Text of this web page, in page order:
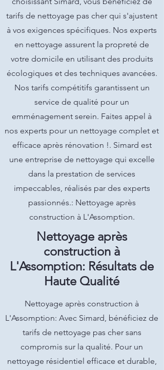
tarifs de nettoyage pas cher qui s'ajustent
à vos exigences spécifiques. Nos experts
en nettoyage assurent la propreté de
votre domicile en utilisant des produits
écologiques et des techniques avancées.
Nos tarifs compétitifs garantissent un
service de qualité pour un
emménagement serein. Faites appel à
nos experts pour un nettoyage complet et
efficace après rénovation !. Simard est
une entreprise de nettoyage qui excelle
dans la prestation de services
impeccables, réalisés par des experts
passionnés.: Nettoyage après
construction à L'Assomption.
Nettoyage après
construction à
L'Assomption: Résultats de
Haute Qualité
Nettoyage après construction à
L'Assomption: Avec Simard, bénéficiez de
tarifs de nettoyage pas cher sans
compromis sur la qualité. Pour un
nettoyage résidentiel efficace et durable,